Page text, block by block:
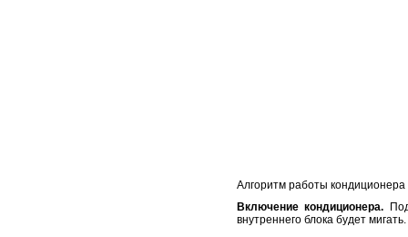
Алгоритм работы
Включение кондиционера.
внутреннего блока будет мигать.